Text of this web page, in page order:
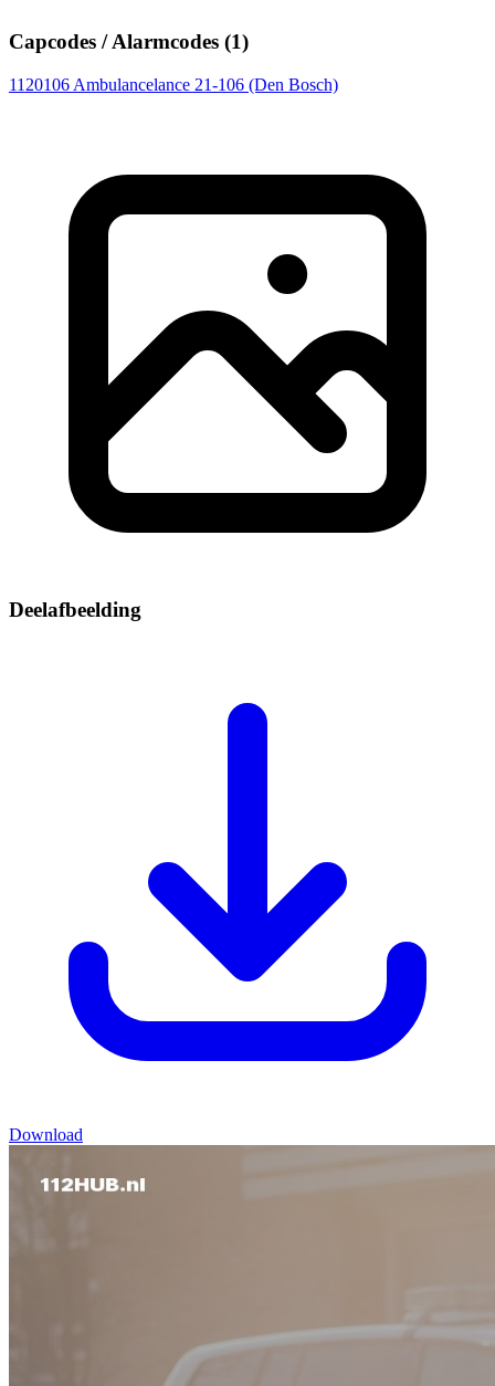
Capcodes / Alarmcodes (1)
1120106 Ambulancelance 21-106 (Den Bosch)
Deelafbeelding
Download